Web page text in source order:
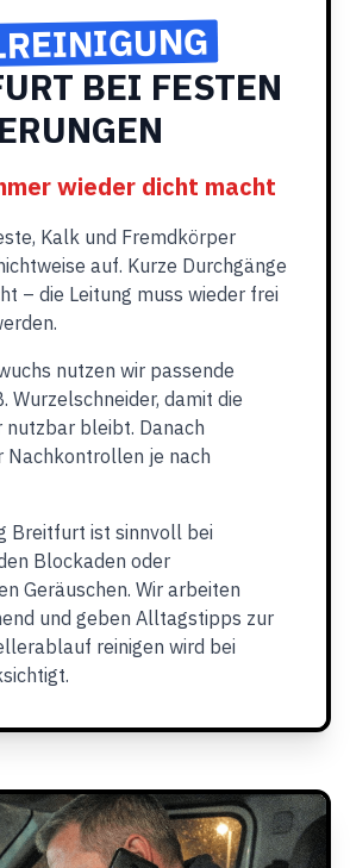
BEI FESTEN
wieder dicht macht
Kalk und Fremdkörper
auf. Kurze Durchgänge
– die Leitung muss wieder frei
nutzen wir passende
Wurzelschneider, damit die
nutzbar bleibt. Danach
Nachkontrollen je nach
Breitfurt ist sinnvoll bei
Blockaden oder
Geräuschen. Wir arbeiten
und geben Alltagstipps zur
reinigen wird bei